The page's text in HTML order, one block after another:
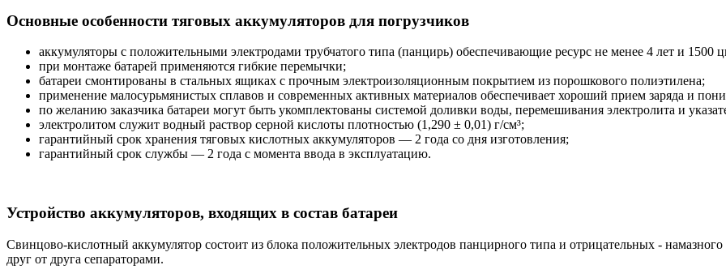
Основные особенности тяговых аккумуляторов для погрузчиков
аккумуляторы с положительными электродами трубчатого типа (панцирь) обеспечивающие ресурс не менее 4 лет и 1500
при монтаже батарей применяются гибкие перемычки;
батареи смонтированы в стальных ящиках с прочным электроизоляционным покрытием из порошкового полиэтилена;
применение малосурьмянистых сплавов и современных активных материалов обеспечивает хороший прием заряда и
по желанию заказчика батареи могут быть укомплектованы системой доливки воды, перемешивания электролита и
электролитом служит водный раствор серной кислоты плотностью (1,290 ± 0,01) г/см³;
гарантийный срок хранения тяговых кислотных аккумуляторов — 2 года со дня изготовления;
гарантийный срок службы — 2 года с момента ввода в эксплуатацию.
Устройство аккумуляторов, входящих в состав батареи
Свинцово-кислотный аккумулятор состоит из блока положительных электродов панцирного типа и отрицательных -
друг от друга сепараторами.